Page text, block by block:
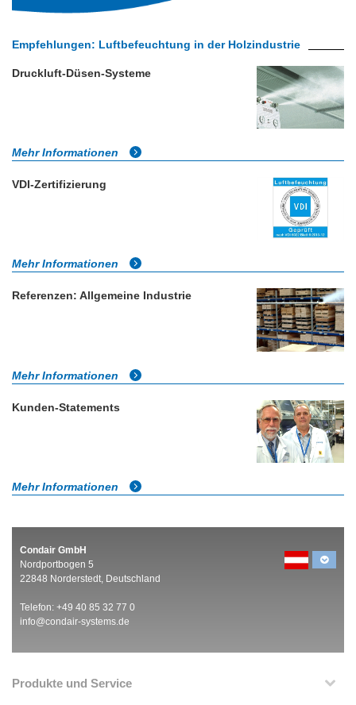
Empfehlungen: Luftbefeuchtung in der Holzindustrie
Druckluft-Düsen-Systeme
Mehr Informationen
VDI-Zertifizierung
Mehr Informationen
Referenzen: Allgemeine Industrie
Mehr Informationen
Kunden-Statements
Mehr Informationen
Condair GmbH
Nordportbogen 5
22848 Norderstedt, Deutschland
Telefon: +49 40 85 32 77 0
info@condair-systems.de
Produkte und Service